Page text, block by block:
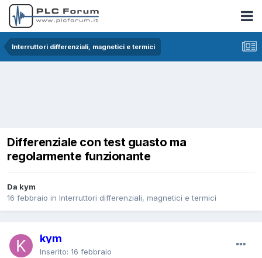
Interruttori differenziali, magnetici e termici
Differenziale con test guasto ma
regolarmente funzionante
Da kym
16 febbraio in Interruttori differenziali, magnetici e termici
kym
Inserito: 16 febbraio